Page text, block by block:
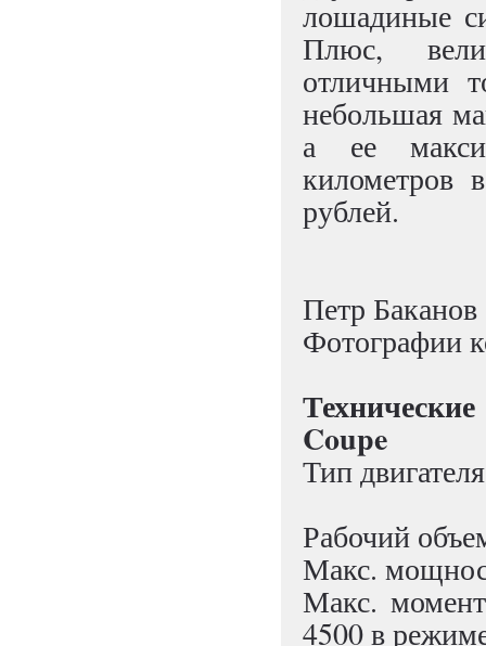
лошадиные
Плюс,
отличными
небольшая
а ее
километров
рублей.
Петр Баканов
Фотографии
Coupe
Тип
Рабочий
Макс.
Макс.
4500 в